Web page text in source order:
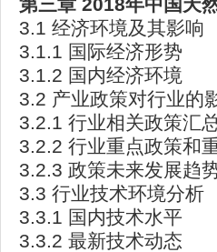
3.1 经济环境及其影响
3.1.1 国际经济形势
3.1.2 国内经济环境
3.2 产业政策对行业的
3.2.1 行业相关政策汇
3.2.2 行业重点政策和
3.2.3 政策未来发展趋
3.3 行业技术环境分析
3.3.1 国内技术水平
3.3.2 最新技术动态